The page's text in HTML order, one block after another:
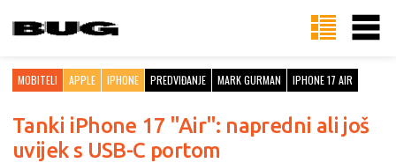
MOBITELI APPLE IPHONE PREDVIĐANJE MARK GURMAN IPHONE 17 AIR
Tanki iPhone 17 "Air": napredni ali još
uvijek s USB-C portom